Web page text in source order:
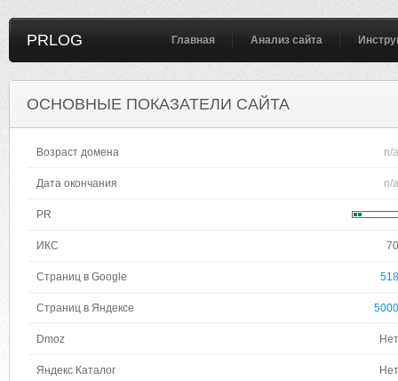
PRLOG Главная Анализ сайта
ОСНОВНЫЕ ПОКАЗАТЕЛИ САЙТА
Возраст домена n/a
Дата окончания n/a
PR
ИКС 70
Страниц в Google 518
Страниц в Яндексе 5000
Dmoz Нет
Яндекс Каталог Нет